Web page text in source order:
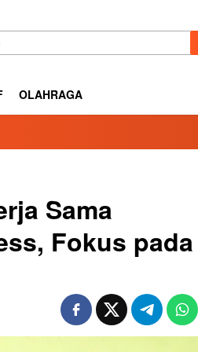
OLAHRAGA
Sama
Fokus pada